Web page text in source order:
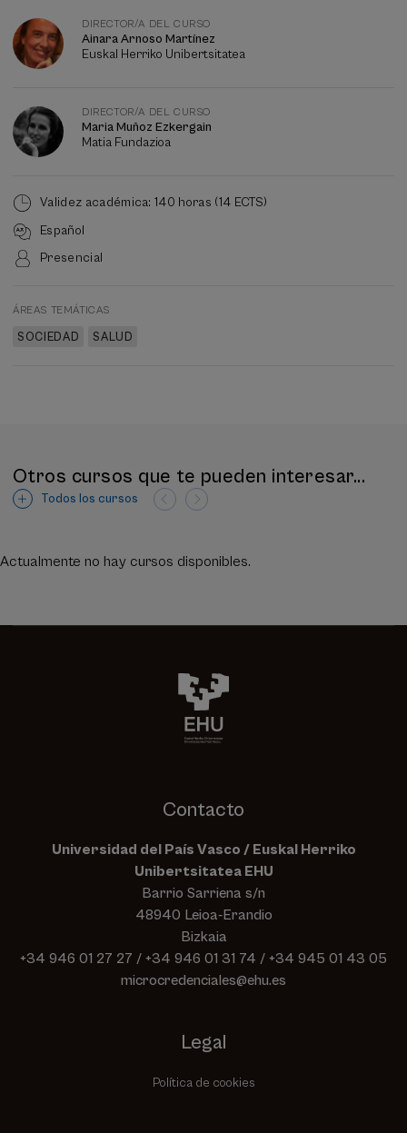
curso
DIRECTOR/A DEL CURSO
Ainara Arnoso Martínez
Euskal Herriko Unibertsitatea
DIRECTOR/A DEL CURSO
Maria Muñoz Ezkergain
Matia Fundazioa
Validez académica: 140 horas (14 ECTS)
Español
Presencial
ÁREAS TEMÁTICAS
SOCIEDAD SALUD
Otros cursos que te pueden interesar...
Todos los cursos
Actualmente no hay cursos disponibles.
Contacto
Universidad del País Vasco / Euskal Herriko
Unibertsitatea EHU
Barrio Sarriena s/n
48940 Leioa-Erandio
Bizkaia
+34 946 01 27 27 / +34 946 01 31 74 / +34 945 01 43 05
microcredenciales@ehu.es
Legal
Política de cookies